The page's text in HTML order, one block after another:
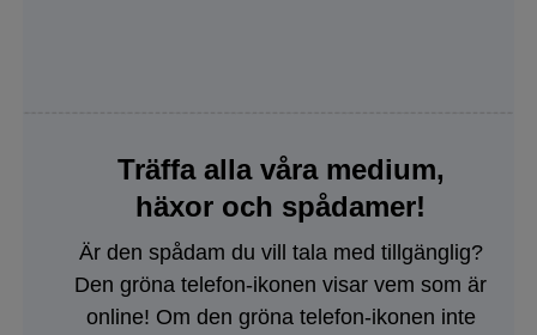
Träffa alla våra medium,
häxor och spådamer!
Är den spådam du vill tala med tillgänglig?
Den gröna telefon-ikonen visar vem som är
online! Om den gröna telefon-ikonen inte